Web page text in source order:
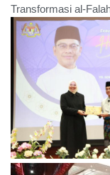
Transformasi al-